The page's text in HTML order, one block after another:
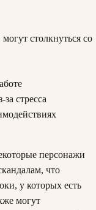
столкнуться со
стресса
персонажи
что
у которых есть
могут